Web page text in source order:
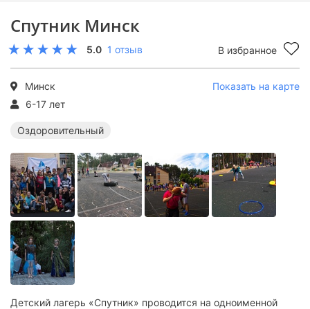
Спутник Минск
5.0 1 отзыв В избранное
Минск
Показать на карте
6-17 лет
Оздоровительный
Детский лагерь «Спутник» проводится на одноименной